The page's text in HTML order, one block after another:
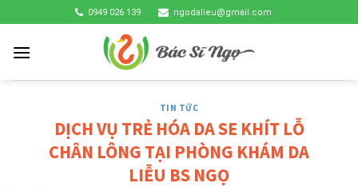
to
content
0949 026 139 ngodalieu@gmail.com
TIN TỨC
DỊCH VỤ TRẺ HÓA DA SE KHÍT LỖ
CHÂN LÔNG TẠI PHÒNG KHÁM DA
LIỄU BS NGỌ